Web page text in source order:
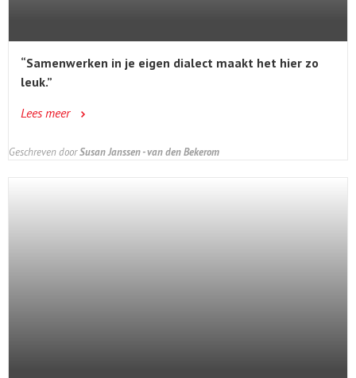
“Samenwerken in je eigen dialect maakt het hier zo
leuk.”
Lees meer
Geschreven doorSusan Janssen - van den Bekerom